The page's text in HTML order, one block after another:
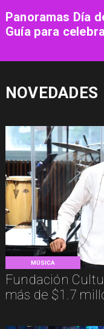
MÚSICA
Fundación
más de $1.7
docuserie de
la psicología de
NOVEDADES